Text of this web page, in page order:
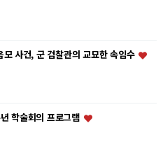
사건, 군 검찰관의 교묘한 속임수
학술회의 프로그램